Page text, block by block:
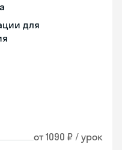
для
от 1090 ₽ / урок